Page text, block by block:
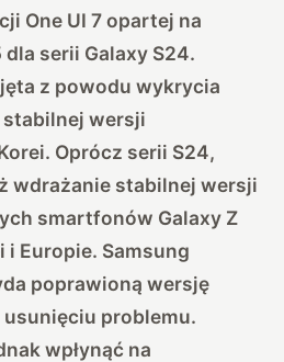
One UI 7 opartej na
serii Galaxy S24.
z powodu wykrycia
stabilnej wersji
Oprócz serii S24,
wdrażanie stabilnej wersji
smartfonów Galaxy Z
i Europie. Samsung
poprawioną wersję
problemu.
wpłynąć na